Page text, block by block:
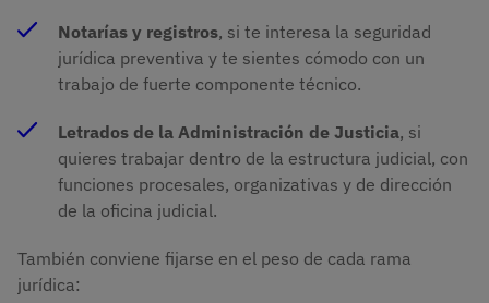
Notarías y registros, si te interesa la seguridad
jurídica preventiva y te sientes cómodo con un
trabajo de fuerte componente técnico.
Letrados de la Administración de Justicia, si
quieres trabajar dentro de la estructura judicial, con
funciones procesales, organizativas y de dirección
de la oficina judicial.
También conviene fijarse en el peso de cada rama
jurídica: